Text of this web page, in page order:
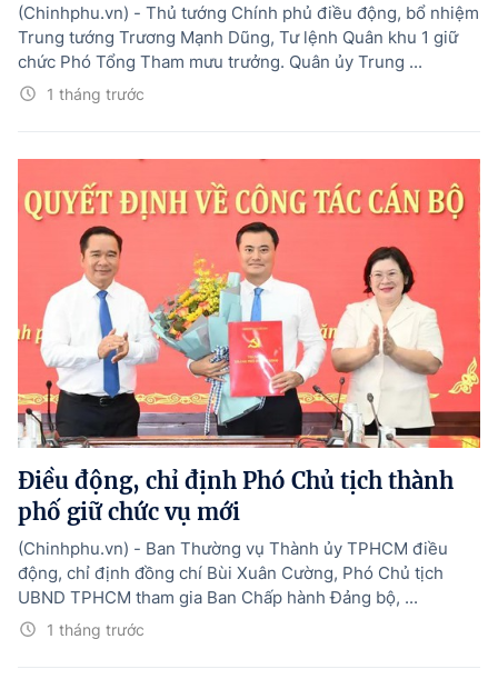
1 tháng trước
(Chinhphu.vn) - Thủ tướng Chính phủ điều động, bổ nhiệm
Trung tướng Trương Mạnh Dũng, Tư lệnh Quân khu 1 giữ
chức Phó Tổng Tham mưu trưởng. Quân ủy Trung ...
Điều động, chỉ định Phó Chủ tịch thành
phố giữ chức vụ mới
1 tháng trước
(Chinhphu.vn) - Ban Thường vụ Thành ủy TPHCM điều
động, chỉ định đồng chí Bùi Xuân Cường, Phó Chủ tịch
UBND TPHCM tham gia Ban Chấp hành Đảng bộ, ...